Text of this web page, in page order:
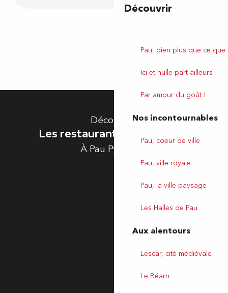
Découvrir
Pau, bien plus que ce
Ici et nulle part ailleurs
Par amour du goût !
Nos incontournables
Pau, coeur de ville
Pau, ville royale
Pau, la ville paysage
Les Halles de Pau
Aux alentours
Lescar, cité médiévale
Le Béarn
Découvrez
Les restaurants végétariens
À Pau Pyrénées